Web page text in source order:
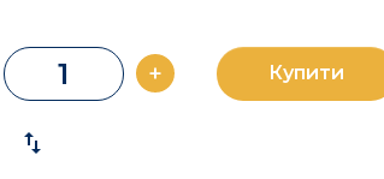
+ Купити
import_export